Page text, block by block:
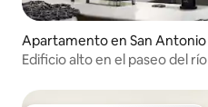
Apartamento en San Antonio
Edificio alto en el paseo del río